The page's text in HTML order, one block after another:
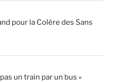
pour la Colère des Sans
un train par un bus »